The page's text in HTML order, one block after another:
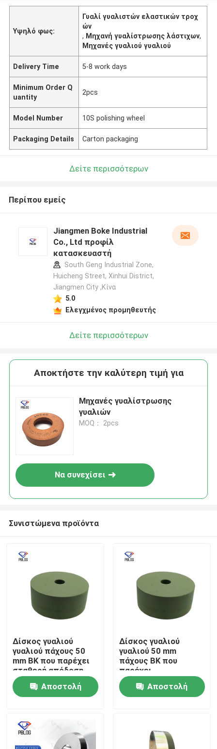
Αφήστε ένα μήνυμα
υποβολή
Αρχική Σελίδα
Σχετικά με εμάς
Υψηλό φως:
Γυαλί γυαλιστών ελαστικών τροχ
ών
, Μηχανή γυαλίστρωσης λάστιχων,
Μηχανές γυαλιού γυαλιού
Delivery Time 5-8 work days
Minimum Order Q
uantity
2pcs
Model Number 10S polishing wheel
Packaging Details Carton packaging
Δείτε περισσότερων
Περίπου εμείς
Jiangmen Boke Industrial
Co., Ltd προφίλ
κατασκευαστή
South Geng Industrial Zone,
Huicheng Street, Xinhui District,
Jiangmen City ,Κίνα
5.0
Ελεγχμένος προμηθευτής
Δείτε περισσότερων
Αποκτήστε την καλύτερη τιμή για
Μηχανές γυαλίστρωσης
γυαλιών
MOQ： 2pcs
Να συνεχίσει
Συνιστώμενα προϊόντα
Δίσκος γυαλιού
γυαλιού πάχους 50
mm BK που παρέχει
σταθερή απόδοση
και αποτελεσματική
γυαλίστρωση για
διάφορα υλικά
Αποστολή
Δίσκος γυαλιού
γυαλιού 50 mm
πάχους BK που
παρέχει
αποτελεσματική
γυαλίστρωση για το
στρωμένο γυαλί
Αποστολή